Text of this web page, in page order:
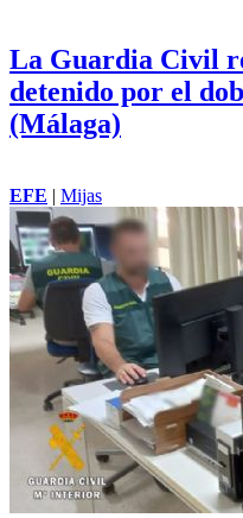
La Guardia Civil
detenido por el
(Málaga)
EFE | Mijas